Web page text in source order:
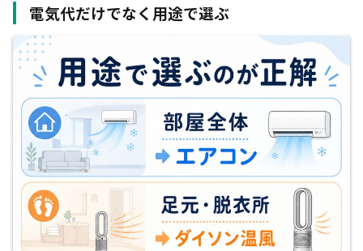
電気代だけでなく用途で選ぶ